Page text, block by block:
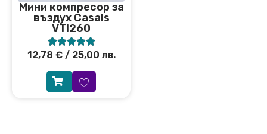
Мини компресор за
въздух Casals
VTI260

12,78 €/ 25,00 лв.